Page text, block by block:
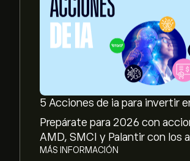
5 Acciones de ia para invertir
Prepárate para 2026 con
AMD, SMCI y Palantir con los
MÁS INFORMACIÓN